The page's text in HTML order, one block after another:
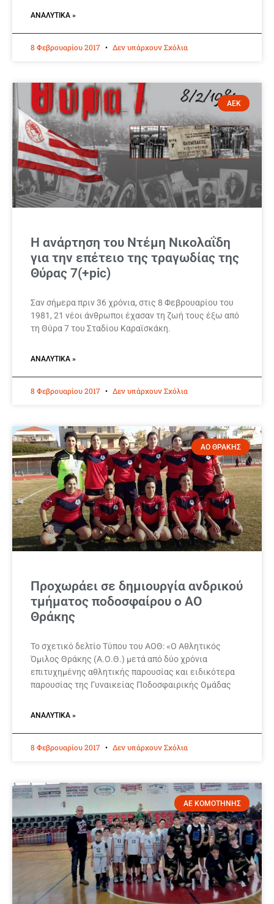
ΑΝΑΛΥΤΙΚΆ »
8 Φεβρουαρίου 2017 Δεν υπάρχουν Σχόλια
ΑΕΚ
Η ανάρτηση του Ντέμη Νικολαΐδη
για την επέτειο της τραγωδίας της
Θύρας 7(+pic)
Σαν σήμερα πριν 36 χρόνια, στις 8 Φεβρουαρίου του
1981, 21 νέοι άνθρωποι έχασαν τη ζωή τους έξω από
τη Θύρα 7 του Σταδίου Καραϊσκάκη.
ΑΝΑΛΥΤΙΚΆ »
8 Φεβρουαρίου 2017 Δεν υπάρχουν Σχόλια
ΑΟ ΘΡΑΚΗΣ
Προχωράει σε δημιουργία ανδρικού
τμήματος ποδοσφαίρου ο ΑΟ
Θράκης
Το σχετικό δελτίο Τύπου του ΑΟΘ: «Ο Αθλητικός
Όμιλος Θράκης (Α.Ο.Θ.) μετά από δύο χρόνια
επιτυχημένης αθλητικής παρουσίας και ειδικότερα
παρουσίας της Γυναικείας Ποδοσφαιρικής Ομάδας
ΑΝΑΛΥΤΙΚΆ »
8 Φεβρουαρίου 2017 Δεν υπάρχουν Σχόλια
ΑΕ ΚΟΜΟΤΗΝΗΣ